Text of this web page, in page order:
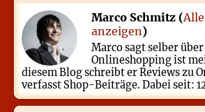
Marco Schmitz (
anzeigen)
Marco sagt selber
Onlineshopping ist
diesem Blog schreibt er Reviews zu
verfasst Shop-Beiträge. Dabei seit: